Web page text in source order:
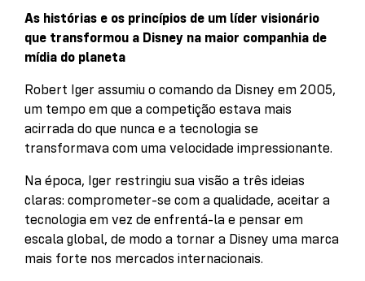
As histórias e os princípios de um líder visionário
que transformou a Disney na maior companhia de
mídia do planeta
Robert Iger assumiu o comando da Disney em 2005,
um tempo em que a competição estava mais
acirrada do que nunca e a tecnologia se
transformava com uma velocidade impressionante.
Na época, Iger restringiu sua visão a três ideias
claras: comprometer-se com a qualidade, aceitar a
tecnologia em vez de enfrentá-la e pensar em
escala global, de modo a tornar a Disney uma marca
mais forte nos mercados internacionais.